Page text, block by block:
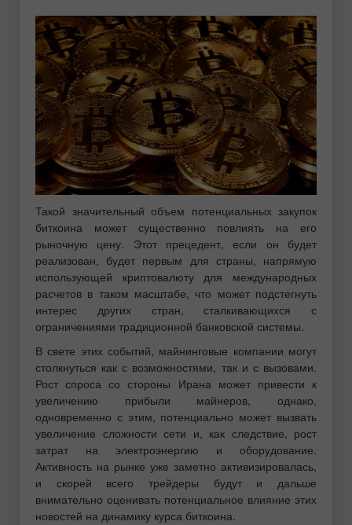
Такой значительный объем потенциальных закупок
биткоина может существенно повлиять на его
рыночную цену. Этот прецедент, если он будет
реализован, будет первым для страны, напрямую
использующей криптовалюту для международных
расчетов в таком масштабе, что может подстегнуть
интерес других стран, сталкивающихся с
ограничениями традиционной банковской системы.
В свете этих событий, майнинговые компании могут
столкнуться как с возможностями, так и с вызовами.
Рост спроса со стороны Ирана может привести к
увеличению прибыли майнеров, однако,
одновременно с этим, потенциально может вызвать
увеличение сложности сети и, как следствие, рост
затрат на электроэнергию и оборудование.
Активность на рынке уже заметно активизировалась,
и скорей всего трейдеры будут и дальше
внимательно оценивать потенциальное влияние этих
новостей на динамику курса биткоина.